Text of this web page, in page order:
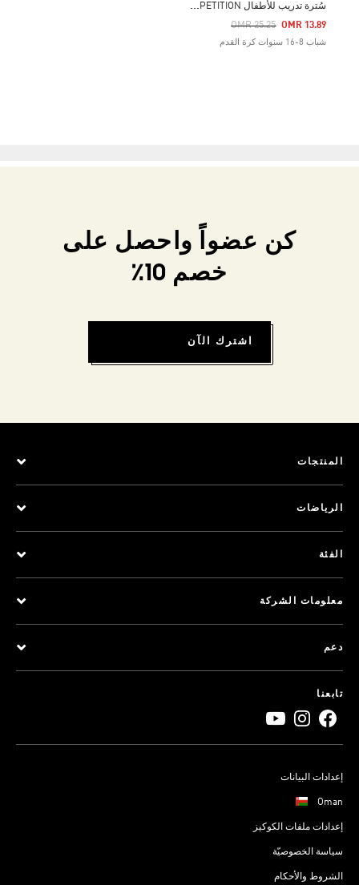
س
ُترة تدريب للأطفال TIRO 25 COMPETITION
Price Reduced From
OMR 25.25
To OMR 13.89
شباب 8-16 سنوات كرة القدم
كن عضواً واحصل على
خصم 10٪
اشترك الآن
المنتجات
الرياضات
الفئة
معلومات الشركة
دعم
تابعنا
إعدادات البيانات
Oman
إعدادات ملفات الكوكيز
سياسة الخصوصيّة
الشروط والأحكام